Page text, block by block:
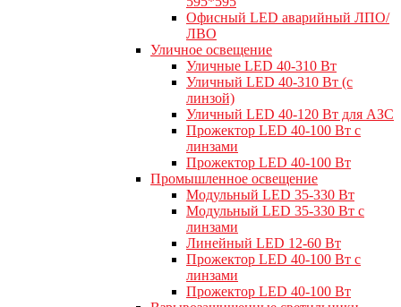
Офисный LED аварийный ЛПО/
ЛВО
Уличное освещение
Уличные LED 40-310 Вт
Уличный LED 40-310 Вт (с
линзой)
Уличный LED 40-120 Вт для АЗС
Прожектор LED 40-100 Вт с
линзами
Прожектор LED 40-100 Вт
Промышленное освещение
Модульный LED 35-330 Вт
Модульный LED 35-330 Вт с
линзами
Линейный LED 12-60 Вт
Прожектор LED 40-100 Вт с
линзами
Прожектор LED 40-100 Вт